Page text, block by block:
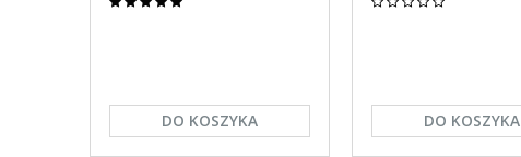
DO KOSZYKA DO KOSZYKA